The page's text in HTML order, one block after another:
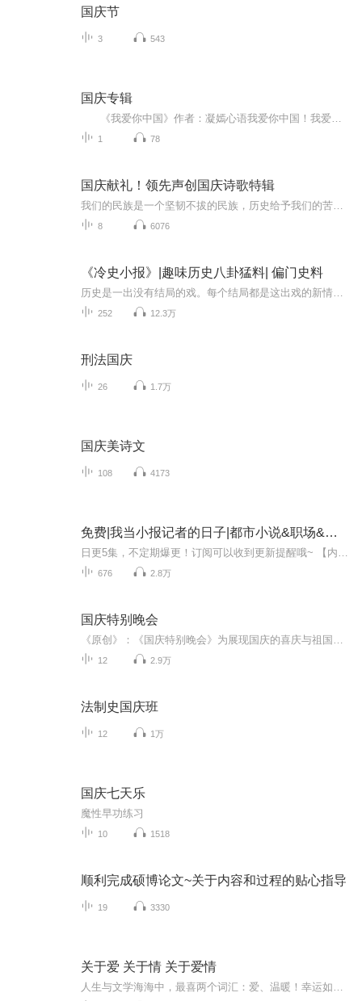
国庆节
3 543
国庆专辑
1 78
国庆献礼！领先声创国庆诗歌特辑
8 6076
《冷史小报》|趣味历史八卦猛料| 偏门史料
252 12.3万
刑法国庆
26 1.7万
国庆美诗文
108 4173
免费|我当小报记者的日子|都市小说&职场&情感
676 2.8万
国庆特别晚会
12 2.9万
法制史国庆班
12 1万
国庆七天乐
魔性早功练习
10 1518
顺利完成硕博论文~关于内容和过程的贴心指导
19 3330
关于爱 关于情 关于爱情